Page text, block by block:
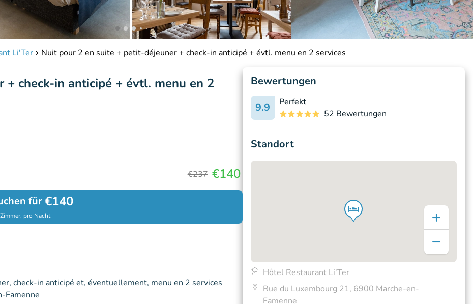
Li'Ter Nuit pour 2 en suite + petit-déjeuner + check-in anticipé + évtl. menu en 2 services
check-in anticipé + évtl. menu en 2
€237 €140
für€140
pro Nacht
check-in anticipé et, éventuellement, menu en 2 services
Famenne
Bewertungen
9.9
Perfekt
52 Bewertungen
Standort
Hôtel Restaurant Li'Ter
Rue du Luxembourg 21, 6900 Marche-en-
Famenne